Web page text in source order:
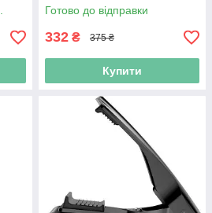
Готово до відправки
332 ₴ 375 ₴
Купити